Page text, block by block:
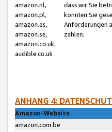
amazon.nl,
amazon.pl,
amazon.es,
amazon.se,
amazon.co.uk,
audible.co.uk
dass wir Sie
könnten Sie
Anforderungen
zahlen.
ANHANG 4:
Amazon-Website
amazon.com.be